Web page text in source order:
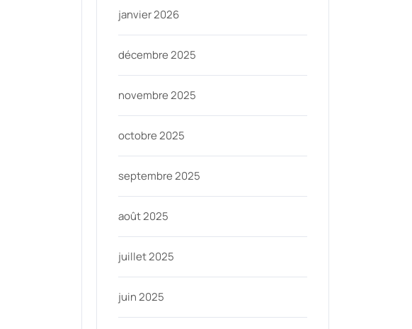
janvier 2026
décembre 2025
novembre 2025
octobre 2025
septembre 2025
août 2025
juillet 2025
juin 2025